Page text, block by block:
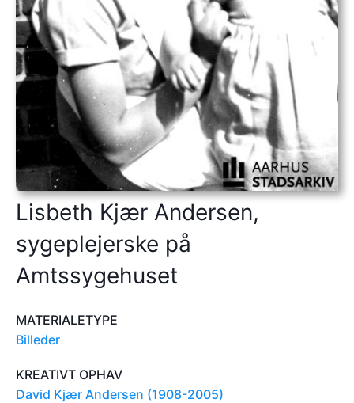
Lisbeth Kjær Andersen,
sygeplejerske på
Amtssygehuset
MATERIALETYPE
Billeder
KREATIVT OPHAV
David Kjær Andersen (1908-2005)